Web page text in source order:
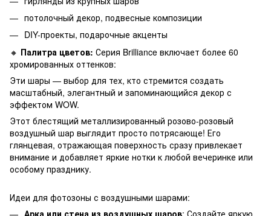
потолочный декор, подвесные композиции
DIY-проекты, подарочные акценты
🔸 Палитра цветов: Серия Brilliance включает более 60
хромированных оттенков:
Эти шары — выбор для тех, кто стремится создать
масштабный, элегантный и запоминающийся декор с
эффектом WOW.
Этот блестящий металлизированный розово-розовый
воздушный шар выглядит просто потрясающе! Его
глянцевая, отражающая поверхность сразу привлекает
внимание и добавляет яркие нотки к любой вечеринке или
особому празднику.
Идеи для фотозоны с воздушными шарами:
Арка или стена из воздушных шаров: Создайте яркую